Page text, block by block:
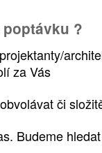
?
za Vás
či
Budeme